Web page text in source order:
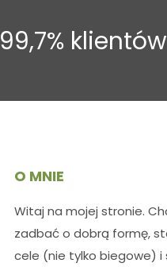
99,7%
O MNIE
Witaj na mojej stronie.
zadbać o dobrą formę,
cele (nie tylko biegowe) i